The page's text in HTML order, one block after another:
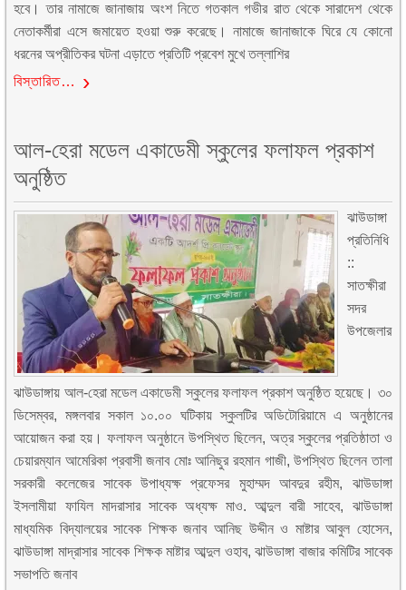
হবে। তার নামাজে জানাজায় অংশ নিতে গতকাল গভীর রাত থেকে সারাদেশ থেকে
নেতাকর্মীরা এসে জমায়েত হওয়া শুরু করেছে। নামাজে জানাজাকে ঘিরে যে কোনো
ধরনের অপ্রীতিকর ঘটনা এড়াতে প্রতিটি প্রবেশ মুখে তল্লাশির
বিস্তারিত…
আল-হেরা মডেল একাডেমী স্কুলের ফলাফল প্রকাশ
অনুষ্ঠিত
ঝাউডাঙ্গা
প্রতিনিধি
::
সাতক্ষীরা
সদর
উপজেলার
ঝাউডাঙ্গায় আল-হেরা মডেল একাডেমী স্কুলের ফলাফল প্রকাশ অনুষ্ঠিত হয়েছে। ৩০
ডিসেম্বর, মঙ্গলবার সকাল ১০.০০ ঘটিকায় স্কুলটির অডিটোরিয়ামে এ অনুষ্ঠানের
আয়োজন করা হয়। ফলাফল অনুষ্ঠানে উপস্থিত ছিলেন, অত্র স্কুলের প্রতিষ্ঠাতা ও
চেয়ারম্যান আমেরিকা প্রবাসী জনাব মোঃ আনিছুর রহমান গাজী, উপস্থিত ছিলেন তালা
সরকারী কলেজের সাবেক উপাধ্যক্ষ প্রফেসর মুহাম্মদ আবদুর রহীম, ঝাউডাঙ্গা
ইসলামীয়া ফাযিল মাদরাসার সাবেক অধ্যক্ষ মাও. আব্দুল বারী সাহেব, ঝাউডাঙ্গা
মাধ্যমিক বিদ্যালয়ের সাবেক শিক্ষক জনাব আনিছ উদ্দীন ও মাষ্টার আবুল হোসেন,
ঝাউডাঙ্গা মাদ্রাসার সাবেক শিক্ষক মাষ্টার আব্দুল ওহাব, ঝাউডাঙ্গা বাজার কমিটির সাবেক
সভাপতি জনাব